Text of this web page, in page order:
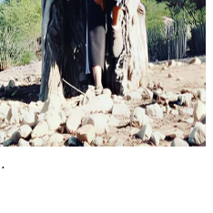
dove danza, cultura e
il suggestivo Gnawa
offre l’occasione rara di entrare